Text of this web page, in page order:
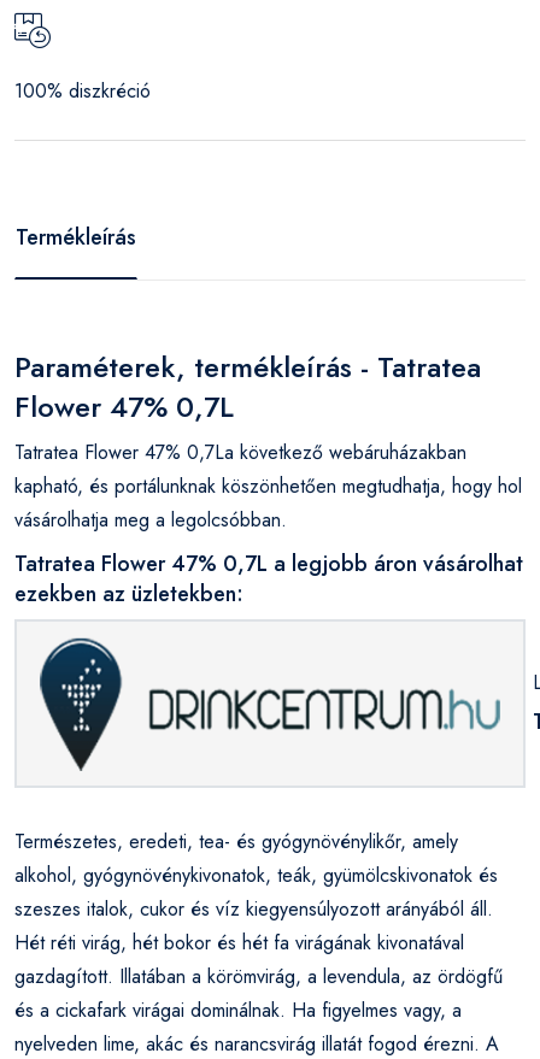
100% diszkréció
Termékleírás
Paraméterek, termékleírás - Tatratea
Flower 47% 0,7L
Tatratea Flower 47% 0,7La következő webáruházakban
kapható, és portálunknak köszönhetően megtudhatja, hogy hol
vásárolhatja meg a legolcsóbban.
Tatratea Flower 47% 0,7L a legjobb áron vásárolhat
ezekben az üzletekben:
Természetes, eredeti, tea- és gyógynövénylikőr, amely
alkohol, gyógynövénykivonatok, teák, gyümölcskivonatok és
szeszes italok, cukor és víz kiegyensúlyozott arányából áll.
Hét réti virág, hét bokor és hét fa virágának kivonatával
gazdagított. Illatában a körömvirág, a levendula, az ördögfű
és a cickafark virágai dominálnak. Ha figyelmes vagy, a
nyelveden lime, akác és narancsvirág illatát fogod érezni. A